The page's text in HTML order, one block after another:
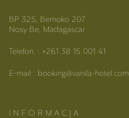
BP 325, Bemoko 207
Nosy Be, Madagascar
Telefon. : +261 38 15 001 41
E-mail : booking@vanila-hotel.com
I N F O R M A C J A